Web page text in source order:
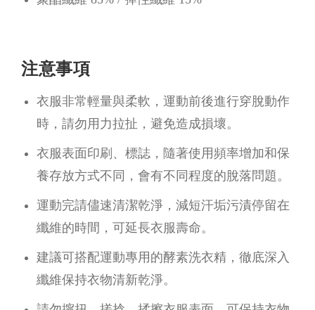
注意事項
衣服非常輕量與柔軟，運動前後進行穿脫動作
時，請勿用力拉扯，避免造成損壞。
衣服表面印刷、標誌，隨著使用頻率增加和保
養存放方式不同，會有不同程度的脫落問題。
運動完請儘速清潔乾淨，減短汗垢污漬停留在
纖維的時間，可延長衣服壽命。
建議可搭配運動專用的酵素洗衣精，徹底深入
纖維保持衣物清新乾淨。